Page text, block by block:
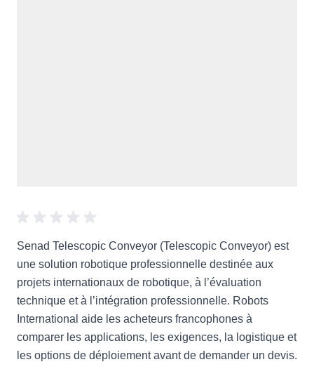
Senad Telescopic Conveyor (Telescopic Conveyor) est
une solution robotique professionnelle destinée aux
projets internationaux de robotique, à l’évaluation
technique et à l’intégration professionnelle. Robots
International aide les acheteurs francophones à
comparer les applications, les exigences, la logistique et
les options de déploiement avant de demander un devis.